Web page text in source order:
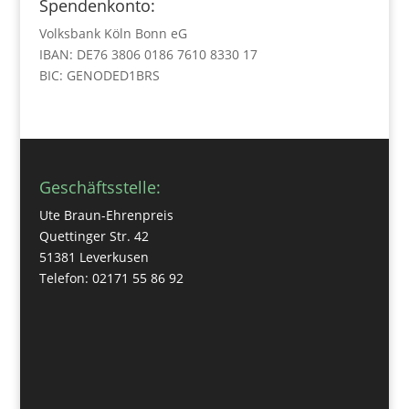
Spendenkonto:
Volksbank Köln Bonn eG
IBAN: DE76 3806 0186 7610 8330 17
BIC: GENODED1BRS
Geschäftsstelle:
Ute Braun-Ehrenpreis
Quettinger Str. 42
51381 Leverkusen
Telefon: 02171 55 86 92